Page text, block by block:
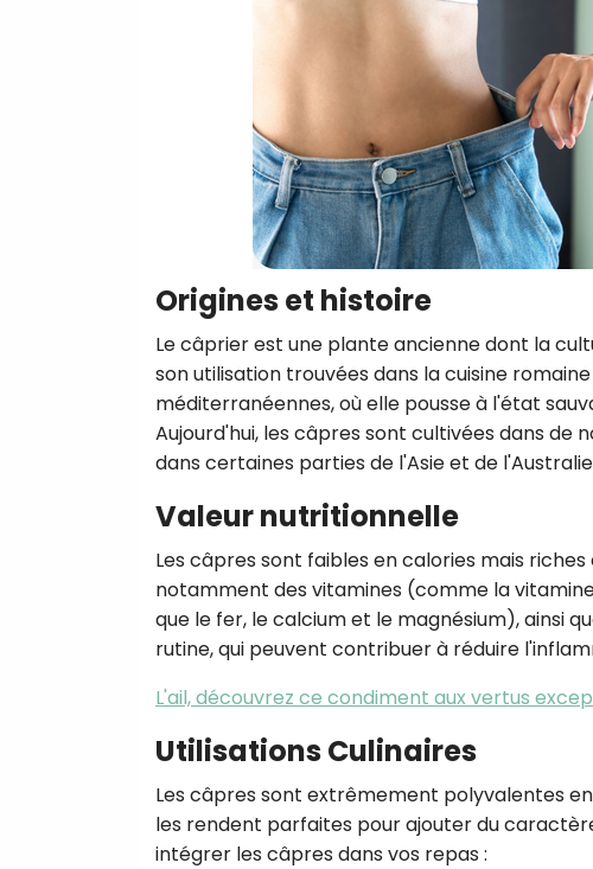
Origines et histoire
Le câprier est une plante ancienne dont la
son utilisation trouvées dans la cuisine
méditerranéennes, où elle pousse à l'état
Aujourd'hui, les câpres sont cultivées dans de
dans certaines parties de l'Asie et de
Valeur nutritionnelle
Les câpres sont faibles en calories mais
notamment des vitamines (comme la
que le fer, le calcium et le magnésium), ainsi
rutine, qui peuvent contribuer à réduire
L'ail, découvrez ce condiment aux vertus
Utilisations Culinaires
Les câpres sont extrêmement polyvalentes
les rendent parfaites pour ajouter du
intégrer les câpres dans vos repas :